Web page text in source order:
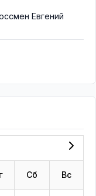
Евгений
Сб Вс